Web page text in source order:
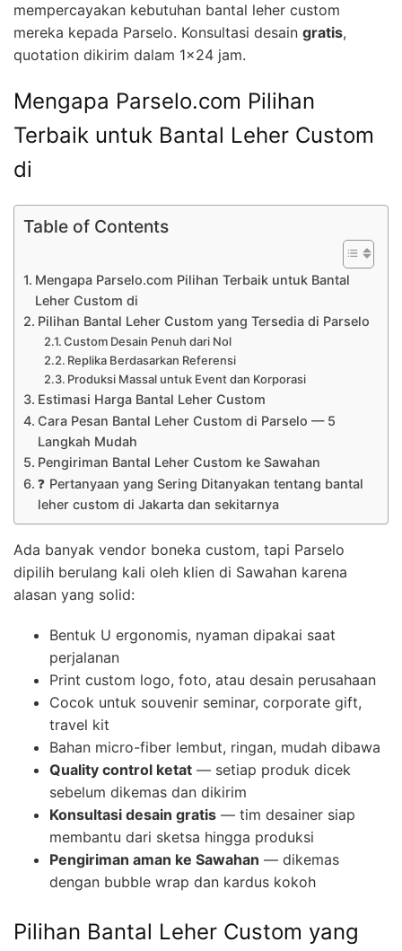
mempercayakan kebutuhan bantal leher custom
mereka kepada Parselo. Konsultasi desain gratis,
quotation dikirim dalam 1×24 jam.
Mengapa Parselo.com Pilihan
Terbaik untuk Bantal Leher Custom
di
Table of Contents
Mengapa Parselo.com Pilihan Terbaik untuk Bantal
Leher Custom di
Pilihan Bantal Leher Custom yang Tersedia di Parselo
Custom Desain Penuh dari Nol
Replika Berdasarkan Referensi
Produksi Massal untuk Event dan Korporasi
Estimasi Harga Bantal Leher Custom
Cara Pesan Bantal Leher Custom di Parselo — 5
Langkah Mudah
Pengiriman Bantal Leher Custom ke Sawahan
❓ Pertanyaan yang Sering Ditanyakan tentang bantal
leher custom di Jakarta dan sekitarnya
Ada banyak vendor boneka custom, tapi Parselo
dipilih berulang kali oleh klien di Sawahan karena
alasan yang solid:
Bentuk U ergonomis, nyaman dipakai saat
perjalanan
Print custom logo, foto, atau desain perusahaan
Cocok untuk souvenir seminar, corporate gift,
travel kit
Bahan micro-fiber lembut, ringan, mudah dibawa
Quality control ketat — setiap produk dicek
sebelum dikemas dan dikirim
Konsultasi desain gratis — tim desainer siap
membantu dari sketsa hingga produksi
Pengiriman aman ke Sawahan — dikemas
dengan bubble wrap dan kardus kokoh
Pilihan Bantal Leher Custom yang